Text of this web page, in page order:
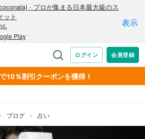
10％割引クーポンを獲得！
ブログ 占い